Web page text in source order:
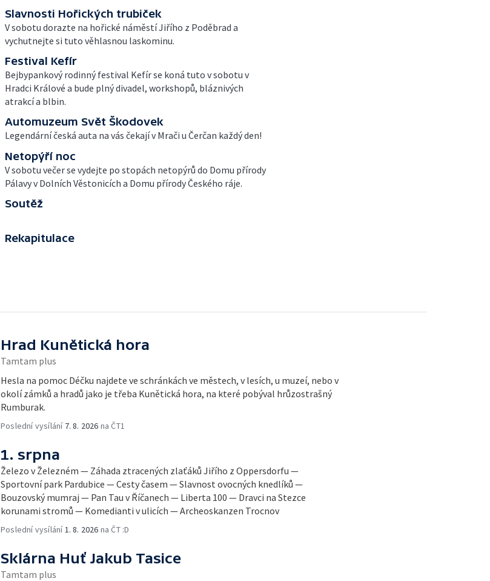
Slavnosti Hořických trubiček
V sobotu dorazte na hořické náměstí Jiřího z Poděbrad a
vychutnejte si tuto věhlasnou laskominu.
Festival Kefír
Bejbypankový rodinný festival Kefír se koná tuto v sobotu v
Hradci Králové a bude plný divadel, workshopů, bláznivých
atrakcí a blbin.
Automuzeum Svět Škodovek
Legendární česká auta na vás čekají v Mrači u Čerčan každý den!
Netopýří noc
V sobotu večer se vydejte po stopách netopýrů do Domu přírody
Pálavy v Dolních Věstonicích a Domu přírody Českého ráje.
Soutěž
Rekapitulace
Hrad Kunětická hora
Tamtam plus
Hesla na pomoc Déčku najdete ve schránkách ve městech, v lesích, u muzeí, nebo v
okolí zámků a hradů jako je třeba Kunětická hora, na které pobýval hrůzostrašný
Rumburak.
Poslední vysílání 7. 8. 2026 na ČT1
1. srpna
Železo v Železném — Záhada ztracených zlaťáků Jiřího z Oppersdorfu —
Sportovní park Pardubice — Cesty časem — Slavnost ovocných knedlíků —
Bouzovský mumraj — Pan Tau v Říčanech — Liberta 100 — Dravci na Stezce
korunami stromů — Komedianti v ulicích — Archeoskanzen Trocnov
Poslední vysílání1. 8. 2026 na ČT :D
Sklárna Huť Jakub Tasice
Tamtam plus